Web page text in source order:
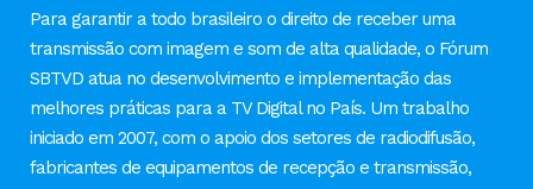
Para garantir a todo brasileiro o direito de receber uma
transmissão com imagem e som de alta qualidade, o Fórum
SBTVD atua no desenvolvimento e implementação das
melhores práticas para a TV Digital no País. Um trabalho
iniciado em 2007, com o apoio dos setores de radiodifusão,
fabricantes de equipamentos de recepção e transmissão,